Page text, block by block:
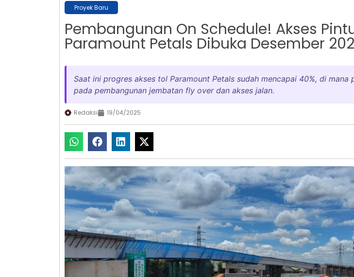
Proyek Baru
Pembangunan On Schedule! Akses
Paramount Petals Dibuka Desember
Saat ini progres akses tol Paramount Petals sudah mencapai 40%, di mana
pada pembangunan jembatan fly over dan akses jalan.
Redaksi 19/04/2025